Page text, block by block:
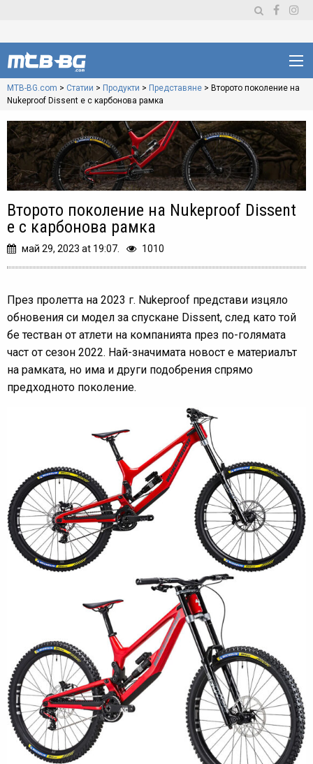
MTB-BG.com > Статии > Продукти > Представяне > Второто поколение на
Nukeproof Dissent е с карбонова рамка
Второто поколение на Nukeproof Dissent
е с карбонова рамка
май 29, 2023 at 19:07. 1010
През пролетта на 2023 г. Nukeproof представи изцяло
обновения си модел за спускане Dissent, след като той
бе тестван от атлети на компанията през по-голямата
част от сезон 2022. Най-значимата новост е материалът
на рамката, но има и други подобрения спрямо
предходното поколение.